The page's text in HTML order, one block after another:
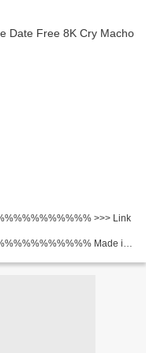
>>> Link
Made in
Dwight Yoakam,...